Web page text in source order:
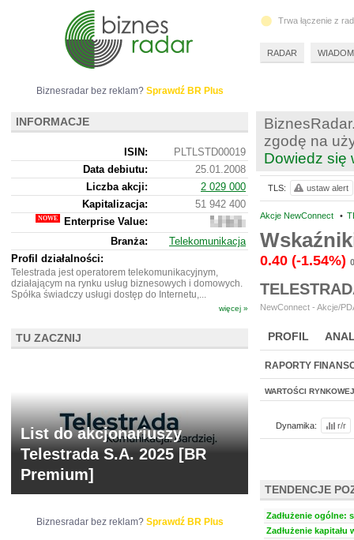
zgodę na
Dowiedz się
Akcje NewConnect •
0.40 (-1.54%)
NewConnect - Akcje/
PROFIL
BR LAB
RAPORTY
WARTOŚCI RYNKOWEJ
Dynamika: r/r
TENDENCJE
Zadłużenie ogólne:
Zadłużenie kapitału
TLS: ustaw alert
Biznesradar bez reklam? Sprawdź BR Plus
INFORMACJE
ISIN:
PLTLSTD00019
Data debiutu:
25.01.2008
Liczba akcji:
2 029 000
Kapitalizacja:
51 942 400
Enterprise Value:
50
725
400
Branża:
Telekomunikacja
Profil działalności:
Telestrada jest operatorem telekomunikacyjnym,
działającym na rynku usług biznesowych i domowych.
Spółka świadczy usługi dostęp do Internetu,...
więcej »
TU ZACZNIJ
List do akcjonariuszy
Telestrada S.A. 2025 [BR
Premium]
Biznesradar bez reklam? Sprawdź BR Plus
Trwa łączenie z
RADAR